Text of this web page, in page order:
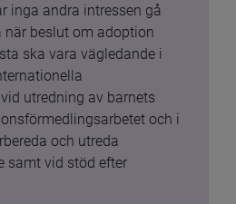
inga andra intressen gå
när beslut om adoption
ska vara vägledande i
utredning av barnets
och i
och utreda
samt vid stöd efter